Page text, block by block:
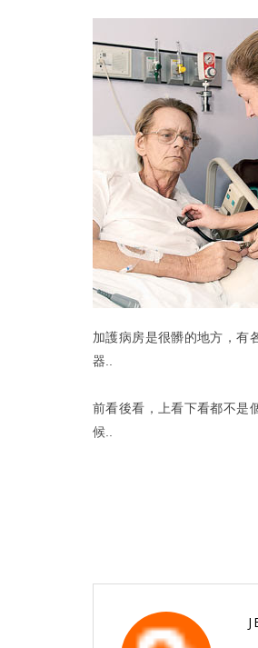
加護病房是很髒的地方，有
器..
前看後看，上看下看都不是
候..